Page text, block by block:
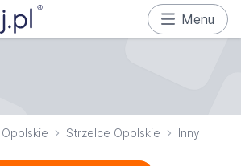
Menu
Opolskie Strzelce Opolskie Inny